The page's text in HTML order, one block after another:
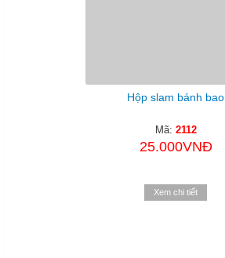
Hộp slam bánh bao
Mã: 2112
25.000VNĐ
Xem chi tiết